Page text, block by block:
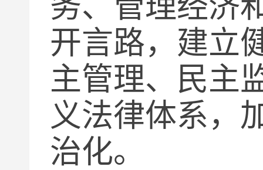
开言路，建立
主管理、民主
义法律体系，
治化。